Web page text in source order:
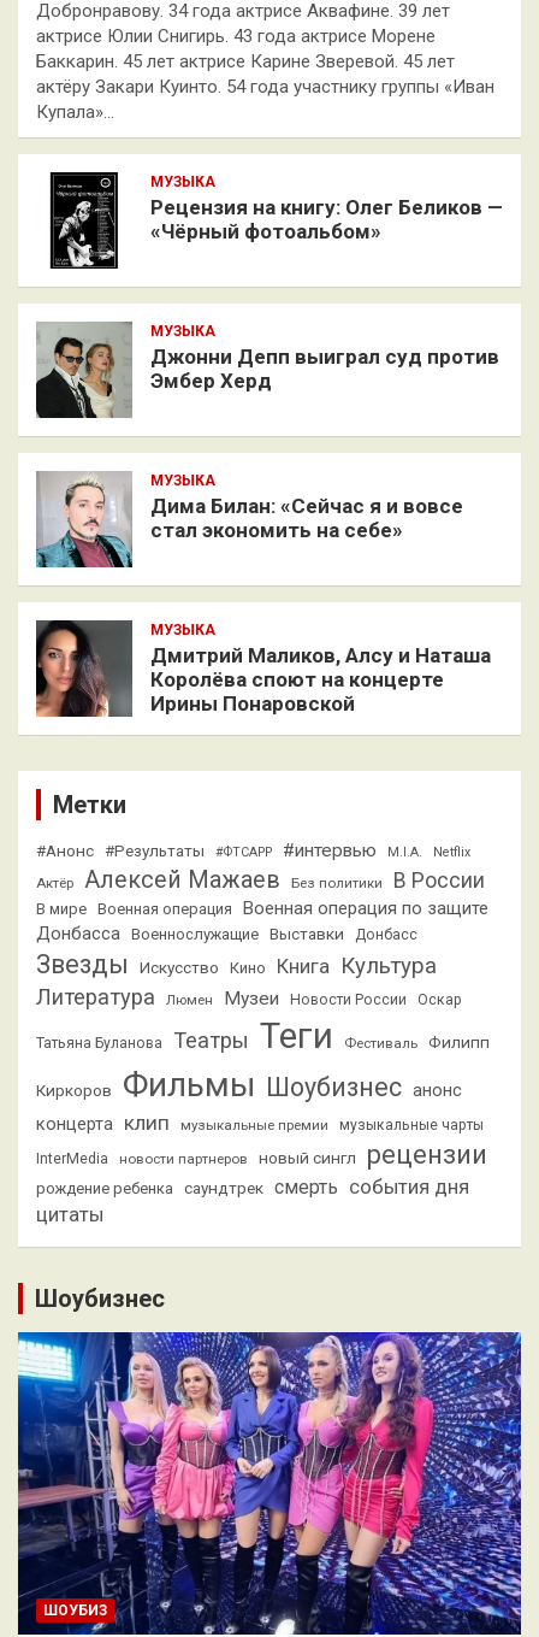
Добронравову. 34 года актрисе Аквафине. 39 лет
актрисе Юлии Снигирь. 43 года актрисе Морене
Баккарин. 45 лет актрисе Карине Зверевой. 45 лет
актёру Закари Куинто. 54 года участнику группы «Иван
Купала»…
МУЗЫКА
Рецензия на книгу: Олег Беликов —
«Чёрный фотоальбом»
МУЗЫКА
Джонни Депп выиграл суд против
Эмбер Херд
МУЗЫКА
Дима Билан: «Сейчас я и вовсе
стал экономить на себе»
МУЗЫКА
Дмитрий Маликов, Алсу и Наташа
Королёва споют на концерте
Ирины Понаровской
Метки
#Анонс #Результаты #ФТСАРР #интервью M.I.A. Netflix
Актёр Алексей Мажаев Без политики В России
В мире Военная операция
Военная операция по защите
Донбасса Военнослужащие Выставки Донбасс
Звезды Искусство Кино Книга Культура
Литература Люмен Музеи Новости России Оскар
Татьяна Буланова Театры Теги Фестиваль Филипп
Киркоров Фильмы Шоубизнес анонс
концерта клип музыкальные премии
музыкальные чарты
InterMedia
новости партнеров новый сингл рецензии
рождение ребенка саундтрек смерть события дня
цитаты
Шоубизнес
ШОУБИЗ